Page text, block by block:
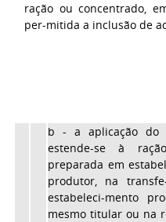
ração ou concentrado,
per-mitida a inclusão de
b - a aplicação do
estende-se à
preparada em
produtor, na
estabeleci-mento
mesmo titular ou na